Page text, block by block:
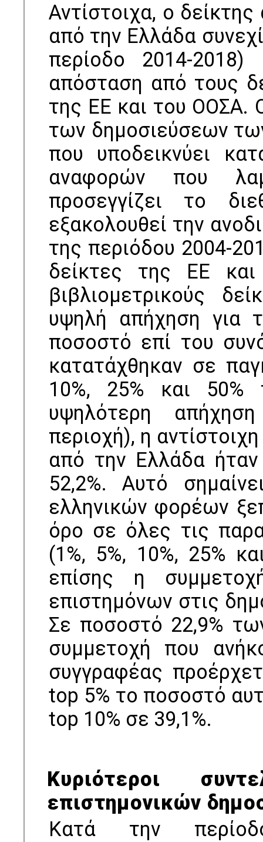
Αντίστοιχα, ο
από την Ελλάδα
περίοδο 2014-2018)
απόσταση από τους
της ΕΕ και του ΟΟΣΑ.
των δημοσιεύσεων
που υποδεικνύει
αναφορών που
προσεγγίζει το
εξακολουθεί την
της περιόδου 2004-
δείκτες της ΕΕ
βιβλιομετρικούς
υψηλή απήχηση για
ποσοστό επί του
κατατάχθηκαν σε
10%, 25% και
υψηλότερη
περιοχή), η
από την Ελλάδα ήταν
52,2%. Αυτό
ελληνικών φορέων
όρο σε όλες τις
(1%, 5%, 10%, 25%
επίσης η
επιστημόνων στις
Σε ποσοστό 22,9%
συμμετοχή που
συγγραφέας
top 5% το ποσοστό
top 10% σε 39,1%.
Κυριότεροι
επιστημονικών
Κατά την